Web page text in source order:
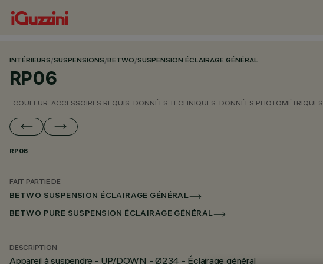
INTÉRIEURS/SUSPENSIONS/BETWO/SUSPENSION ÉCLAIRAGE GÉNÉRAL
RP06
COULEUR ACCESSOIRES REQUIS DONNÉES TECHNIQUES DONNÉES PHOTOMÉTRIQUES
RP06
FAIT PARTIE DE
BETWO SUSPENSION ÉCLAIRAGE GÉNÉRAL
BETWO PURE SUSPENSION ÉCLAIRAGE GÉNÉRAL
DESCRIPTION
Appareil à suspendre - UP/DOWN - Ø234 - Éclairage général